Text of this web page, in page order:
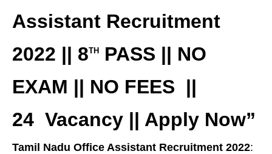
Assistant Recruitment
2022 || 8TH
PASS || NO
EXAM || NO FEES ||
24 Vacancy || Apply Now”
Tamil Nadu Office Assistant Recruitment 2022: